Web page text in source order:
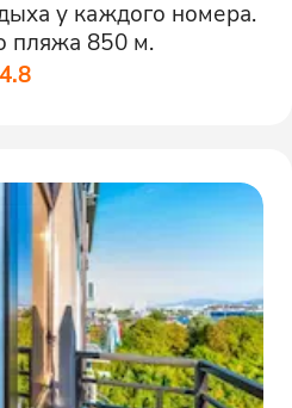
у каждого номера.
пляжа 850 м.
4.8